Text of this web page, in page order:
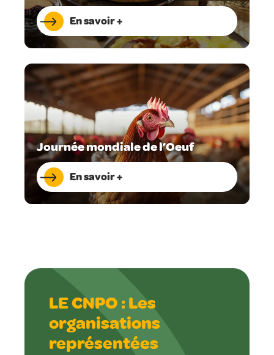
En savoir +
Journée mondiale de l’Oeuf
En savoir +
LE CNPO : Les
organisations
représentées